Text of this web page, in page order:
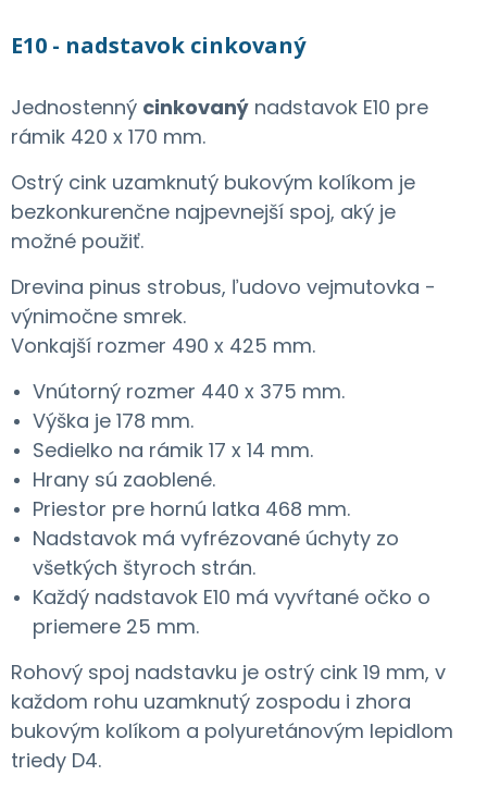
E10 - nadstavok cinkovaný
Jednostenný cinkovaný nadstavok E10 pre
rámik 420 x 170 mm.
Ostrý cink uzamknutý bukovým kolíkom je
bezkonkurenčne najpevnejší spoj, aký je
možné použiť.
Drevina pinus strobus, ľudovo vejmutovka -
výnimočne smrek.
Vonkajší rozmer 490 x 425 mm.
Vnútorný rozmer 440 x 375 mm.
Výška je 178 mm.
Sedielko na rámik 17 x 14 mm.
Hrany sú zaoblené.
Priestor pre hornú latka 468 mm.
Nadstavok má vyfrézované úchyty zo
všetkých štyroch strán.
Každý nadstavok E10 má vyvŕtané očko o
priemere 25 mm.
Rohový spoj nadstavku je ostrý cink 19 mm, v
každom rohu uzamknutý zospodu i zhora
bukovým kolíkom a polyuretánovým lepidlom
triedy D4.